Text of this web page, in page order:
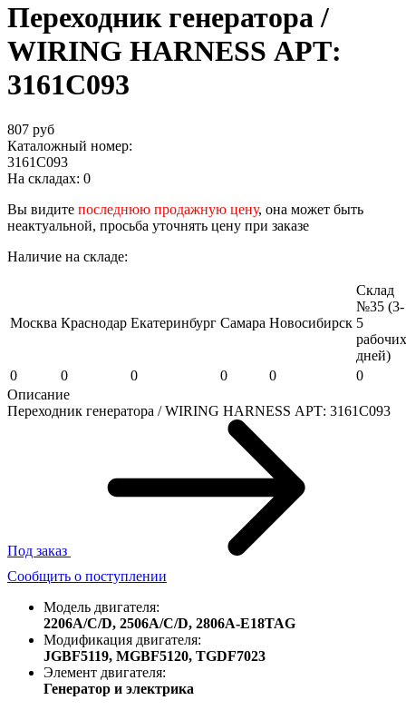
Переходник генератора /
WIRING HARNESS АРТ:
3161C093
807 руб
Каталожный номер:
3161C093
На складах: 0
Вы видите последнюю продажную цену, она может быть
неактуальной, просьба уточнять цену при заказе
Наличие на складе:
Москва Краснодар Екатеринбург Самара Новосибирск
Склад
№35 (3-
5
рабочих
дней)
0
0 0 0 0
0
Описание
Переходник генератора / WIRING HARNESS АРТ: 3161C093
Под заказ
Сообщить о поступлении
Модель двигателя:
2206A/C/D, 2506A/C/D, 2806A-E18TAG
Модификация двигателя:
JGBF5119, MGBF5120, TGDF7023
Элемент двигателя:
Генератор и электрика